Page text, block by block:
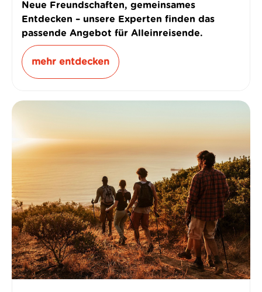
Neue Freundschaften, gemeinsames
Entdecken – unsere Experten finden das
passende Angebot für Alleinreisende.
mehr entdecken